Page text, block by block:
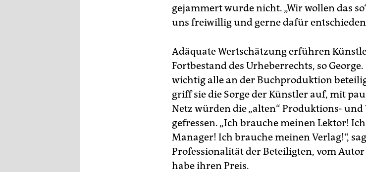
gejammert wurde nicht. „Wir wollen das
uns freiwillig und gerne dafür
Adäquate Wertschätzung erführen
Fortbestand des Urheberrechts, so
wichtig alle an der Buchproduktion
griff sie die Sorge der Künstler auf, mit
Netz würden die „alten“ Produktions-
gefressen. „Ich brauche meinen Lektor!
Manager! Ich brauche meinen Verlag!“,
Professionalität der Beteiligten, vom
habe ihren Preis.